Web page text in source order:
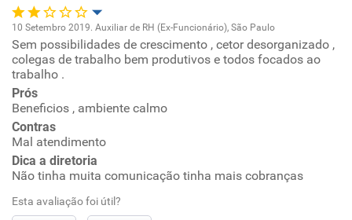
Recomenda esta empresa
Recomenda a diretoria
Oportunidade de promoção
Conciliação com a vida familiar
Benefícios
Não recomenda esta empresa
10 Setembro 2019. Auxiliar de RH (Ex-Funcionário), São Paulo
Sem possibilidades de crescimento , cetor desorganizado ,
colegas de trabalho bem produtivos e todos focados ao
trabalho .
Prós
Beneficios , ambiente calmo
Contras
Mal atendimento
Dica a diretoria
Não tinha muita comunicação tinha mais cobranças
Esta avaliação foi útil?